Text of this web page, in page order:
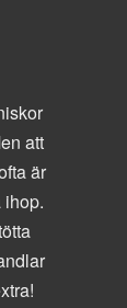
att
är
ihop.